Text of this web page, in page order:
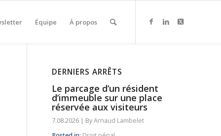
Équipe À propos
DERNIERS ARRÊTS
Le parcage d’un résident
d’immeuble sur une place
réservée aux visiteurs
7.08.2026 | ByArnaud Lambelet